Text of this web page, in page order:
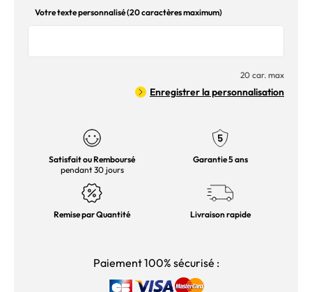
Votre texte personnalisé (20 caractères maximum)
20 car. max
Enregistrer la personnalisation
Satisfait ou Remboursé
pendant 30 jours
Garantie 5 ans
Remise par Quantité Livraison rapide
Paiement 100% sécurisé :